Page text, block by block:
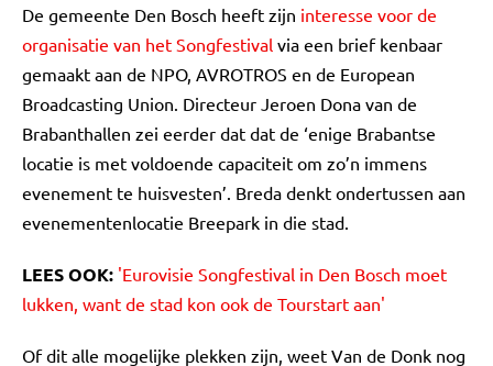
De gemeente Den Bosch heeft zijn interesse voor de
organisatie van het Songfestival via een brief kenbaar
gemaakt aan de NPO, AVROTROS en de European
Broadcasting Union. Directeur Jeroen Dona van de
Brabanthallen zei eerder dat dat de ‘enige Brabantse
locatie is met voldoende capaciteit om zo’n immens
evenement te huisvesten’. Breda denkt ondertussen aan
evenementenlocatie Breepark in die stad.
LEES OOK: 'Eurovisie Songfestival in Den Bosch moet
lukken, want de stad kon ook de Tourstart aan'
Of dit alle mogelijke plekken zijn, weet Van de Donk nog